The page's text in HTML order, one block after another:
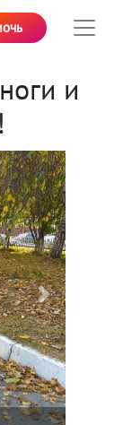
и
Next